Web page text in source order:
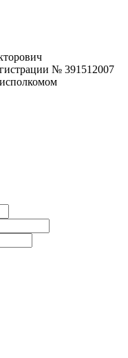
№ 391512007